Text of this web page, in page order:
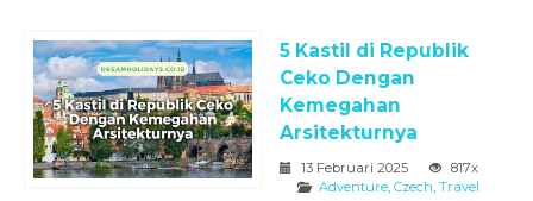
5 Kastil di Republik
Ceko Dengan
Kemegahan
Arsitekturnya
13 Februari 2025
817x
Adventure, Czech, Travel